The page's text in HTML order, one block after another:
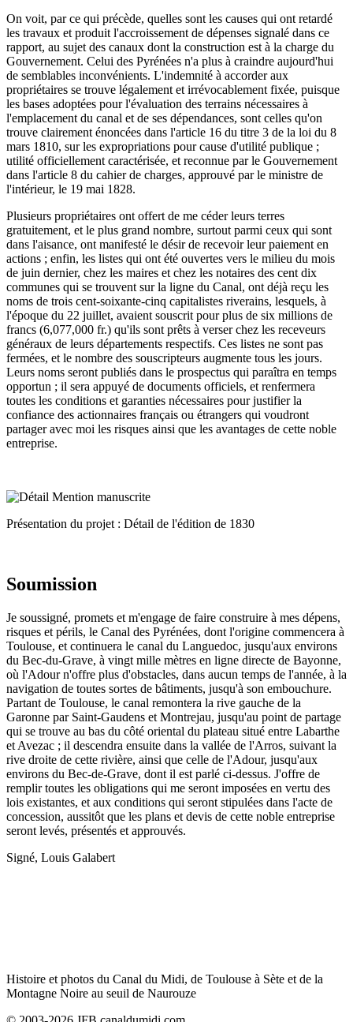
On voit, par ce qui précède, quelles sont les causes qui ont retardé
les travaux et produit l'accroissement de dépenses signalé dans ce
rapport, au sujet des canaux dont la construction est à la charge du
Gouvernement. Celui des Pyrénées n'a plus à craindre aujourd'hui
de semblables inconvénients. L'indemnité à accorder aux
propriétaires se trouve légalement et irrévocablement fixée, puisque
les bases adoptées pour l'évaluation des terrains nécessaires à
l'emplacement du canal et de ses dépendances, sont celles qu'on
trouve clairement énoncées dans l'article 16 du titre 3 de la loi du 8
mars 1810, sur les expropriations pour cause d'utilité publique ;
utilité officiellement caractérisée, et reconnue par le Gouvernement
dans l'article 8 du cahier de charges, approuvé par le ministre de
l'intérieur, le 19 mai 1828.
Plusieurs propriétaires ont offert de me céder leurs terres
gratuitement, et le plus grand nombre, surtout parmi ceux qui sont
dans l'aisance, ont manifesté le désir de recevoir leur paiement en
actions ; enfin, les listes qui ont été ouvertes vers le milieu du mois
de juin dernier, chez les maires et chez les notaires des cent dix
communes qui se trouvent sur la ligne du Canal, ont déjà reçu les
noms de trois cent-soixante-cinq capitalistes riverains, lesquels, à
l'époque du 22 juillet, avaient souscrit pour plus de six millions de
francs (6,077,000 fr.) qu'ils sont prêts à verser chez les receveurs
généraux de leurs départements respectifs. Ces listes ne sont pas
fermées, et le nombre des souscripteurs augmente tous les jours.
Leurs noms seront publiés dans le prospectus qui paraîtra en temps
opportun ; il sera appuyé de documents officiels, et renfermera
toutes les conditions et garanties nécessaires pour justifier la
confiance des actionnaires français ou étrangers qui voudront
partager avec moi les risques ainsi que les avantages de cette noble
entreprise.
Présentation du projet : Détail de l'édition de 1830
Soumission
Je soussigné, promets et m'engage de faire construire à mes dépens,
risques et périls, le Canal des Pyrénées, dont l'origine commencera à
Toulouse, et continuera le canal du Languedoc, jusqu'aux environs
du Bec-du-Grave, à vingt mille mètres en ligne directe de Bayonne,
où l'Adour n'offre plus d'obstacles, dans aucun temps de l'année, à la
navigation de toutes sortes de bâtiments, jusqu'à son embouchure.
Partant de Toulouse, le canal remontera la rive gauche de la
Garonne par Saint-Gaudens et Montrejau, jusqu'au point de partage
qui se trouve au bas du côté oriental du plateau situé entre Labarthe
et Avezac ; il descendra ensuite dans la vallée de l'Arros, suivant la
rive droite de cette rivière, ainsi que celle de l'Adour, jusqu'aux
environs du Bec-de-Grave, dont il est parlé ci-dessus. J'offre de
remplir toutes les obligations qui me seront imposées en vertu des
lois existantes, et aux conditions qui seront stipulées dans l'acte de
concession, aussitôt que les plans et devis de cette noble entreprise
seront levés, présentés et approuvés.
Signé, Louis Galabert
Histoire et photos du Canal du Midi, de Toulouse à Sète et de la
Montagne Noire au seuil de Naurouze